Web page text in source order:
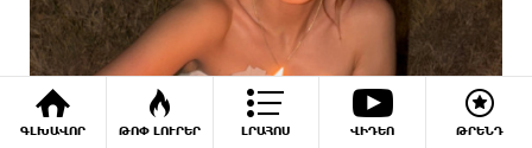
ԳԼԽԱՎՈՐ ԹՈՓ ԼՈՒՐԵՐ ԼՐԱՀՈՍ ՎԻԴԵՈ ԹՐԵՆԴ